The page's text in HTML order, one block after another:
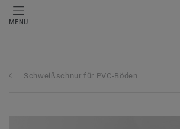
MENU
Schweißschnur für PVC-Böden